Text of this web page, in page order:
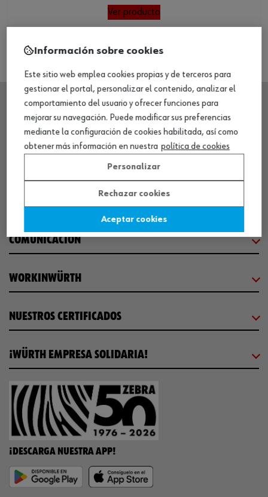
Ver producto
SEDE CENTRAL
CENTRO LOGÍSTICO / MUSEO
COMUNICACIÓN
WORKINWÜRTH
NUESTROS CERTIFICADOS
¡WÜRTH EMPRESA SOLIDARIA!
¡DESCARGA NUESTRA APP!
Información sobre cookies
Este sitio web emplea cookies propias y de terceros para
gestionar el portal, personalizar el contenido, analizar el
comportamiento del usuario y ofrecer funciones para
mejorar su navegación. Puede modificar sus preferencias
mediante la configuración de cookies habilitada, así como
obtener más información en nuestra política de cookies
Personalizar
Rechazar cookies
Aceptar cookies